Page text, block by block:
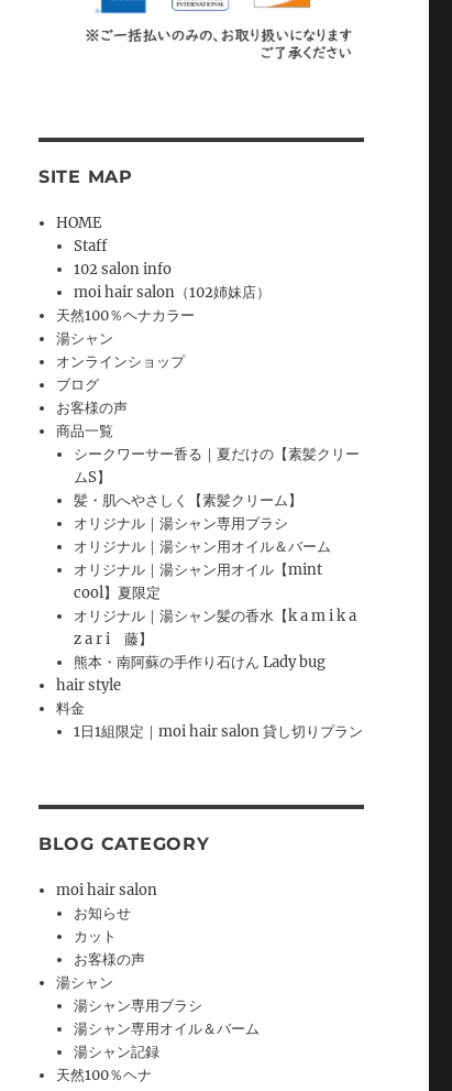
SITE MAP
HOME
Staff
102 salon info
moi hair salon（102姉妹店）
天然100％ヘナカラー
湯シャン
オンラインショップ
ブログ
お客様の声
商品一覧
シークワーサー香る｜夏だけの【素髪クリー
ムS】
髪・肌へやさしく【素髪クリーム】
オリジナル｜湯シャン専用ブラシ
オリジナル｜湯シャン用オイル＆バーム
オリジナル｜湯シャン用オイル【mint
cool】夏限定
オリジナル｜湯シャン髪の香水【k a m i k a
z a r i 藤】
熊本・南阿蘇の手作り石けん Lady bug
hair style
料金
1日1組限定｜moi hair salon 貸し切りプラン
BLOG CATEGORY
moi hair salon
お知らせ
カット
お客様の声
湯シャン
湯シャン専用ブラシ
湯シャン専用オイル＆バーム
湯シャン記録
天然100％ヘナ